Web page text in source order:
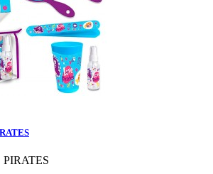
PIRATES